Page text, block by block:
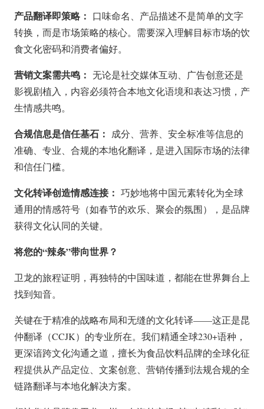
产品翻译即策略： 口味命名、产品描述不是简单的文字
转换，而是市场策略的核心。需要深入理解目标市场的饮
食文化密码和消费者偏好。
营销文案需共鸣： 无论是社交媒体互动、广告创意还是
影视剧植入，内容必须符合本地文化语境和表达习惯，产
生情感共鸣。
合规信息是信任基石：
成分、营养、安全标准等信息的
准确、专业、合规的本地化翻译，是进入国际市场的法律
和信任门槛。
文化转译创造情感连接： 巧妙地将中国元素转化为全球
通用的情感符号（如春节的欢乐、聚会的氛围），是品牌
获得文化认同的关键。
将您的“辣条”带向世界？
卫龙的旅程证明，再独特的中国味道，都能在世界舞台上
找到知音。
关键在于精准的战略布局和无缝的文化转译——这正是昆
仲翻译（CCJK）的专业所在。我们精通全球230+语种 ，
更深谙跨文化沟通之道，擅长为食品饮料品牌的全球化征
程提供从产品定位、文案创意、营销传播到法规合规的全
链路翻译与本地化解决方案。